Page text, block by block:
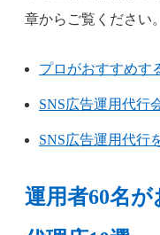
章からご覧ください。
プロがおすすめす
SNS広告運用代行
SNS広告運用代行
運用者60名